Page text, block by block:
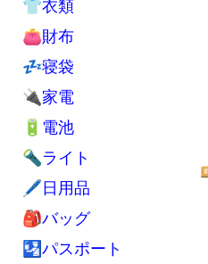
🚰洗濯
✨掃除
💪健康
🚮ゴミ処分
🦟害虫対策
⚡自家発電
🪑自作デスク
🔬小型軽量化
🏢UR賃貸住宅